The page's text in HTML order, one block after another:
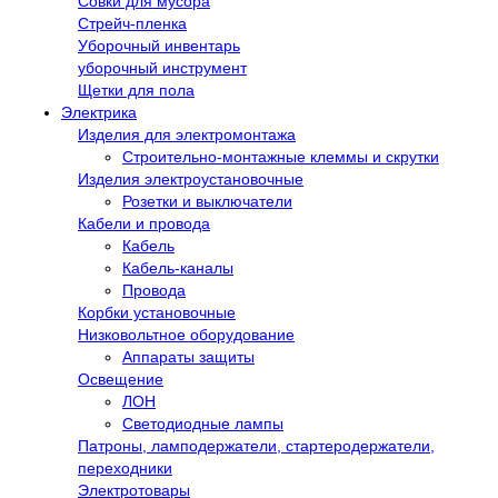
Стрейч-пленка
Уборочный инвентарь
уборочный инструмент
Щетки для пола
Электрика
Изделия для электромонтажа
Строительно-монтажные клеммы и скрутки
Изделия электроустановочные
Розетки и выключатели
Кабели и провода
Кабель
Кабель-каналы
Провода
Корбки установочные
Низковольтное оборудование
Аппараты защиты
Освещение
ЛОН
Светодиодные лампы
Патроны, ламподержатели, стартеродержатели,
переходники
Электротовары